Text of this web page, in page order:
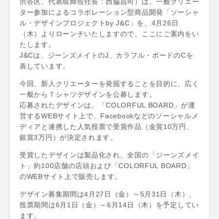
ター参加によるコラボレーション型商品開発「ソーシャ
ル・デザインプロジェクトby J&C」を、4月26日
（木）よりローンチいたしますので、ここにご案内をい
たします。
J&Cは、ジーンズメイトのJ、カラフル・ボードのCを
表しています。
今回、新人クリエーターを発掘することを目的に、広く
一般からＴシャツデザインを公募します。
応募されたデザインは、「COLORFUL BOARD」が運
営するWEBサイト上で、Facebookなどのソーシャルメ
ディアと連携した人気投票で受賞作品（金賞10万円、
銀賞3万円）が決定されます。
受賞したデザインは製品化され、全国の「ジーンズメイ
ト」約100店舗の店頭および「COLORFUL BOARD」
のWEBサイト上で販売します。
デザイン募集期間は4月27日（金）～5月31日（木）、
投票期間は6月1日（金）～6月14日（木）を予定してい
ます。